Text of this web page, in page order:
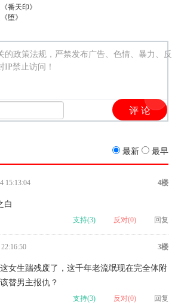
番天印》
堕》
的政策法规，严禁发布广告、色情、暴力、反
IP禁止访问！
最新 最早
4楼
15:13:04
白
支持(3) 反对(0) 回复
3楼
女生踹残废了，这千年老流氓现在完全体附
替男主报仇？
支持(3) 反对(0) 回复